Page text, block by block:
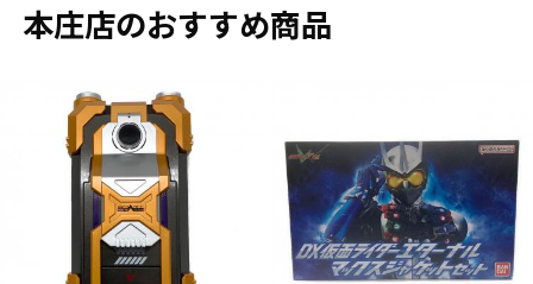
本庄店のおすすめ商品